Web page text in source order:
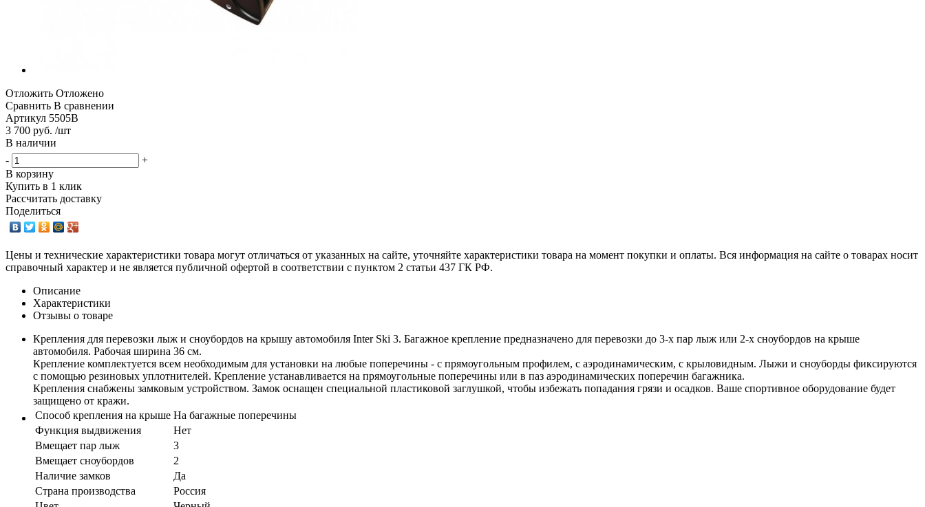
Отложить Отложено
Сравнить В сравнении
Артикул 5505B
3 700 руб. /шт
В наличии
-
+
В корзину
Купить в 1 клик
Рассчитать доставку
Поделиться
Цены и технические характеристики товара могут отличаться от указанных на сайте, уточняйте характеристики товара на момент покупки и оплаты. Вся информация на сайте о товарах носит
справочный характер и не является публичной офертой в соответствии с пунктом 2 статьи 437 ГК РФ.
Описание
Характеристики
Отзывы о товаре
Крепления для перевозки лыж и сноубордов на крышу автомобиля Inter Ski 3. Багажное крепление предназначено для перевозки до 3-х пар лыж или 2-х сноубордов на крыше
автомобиля. Рабочая ширина 36 см.
Крепление комплектуется всем необходимым для установки на любые поперечины - с прямоугольным профилем, с аэродинамическим, с крыловидным. Лыжи и сноуборды фиксируются
с помощью резиновых уплотнителей. Крепление устанавливается на прямоугольные поперечины или в паз аэродинамических поперечин багажника.
Крепления снабжены замковым устройством. Замок оснащен специальной пластиковой заглушкой, чтобы избежать попадания грязи и осадков. Ваше спортивное оборудование будет
защищено от кражи.
Способ крепления на крыше На багажные поперечины
Функция выдвижения
Нет
Вмещает пар лыж
3
Вмещает сноубордов
2
Наличие замков
Да
Страна производства
Россия